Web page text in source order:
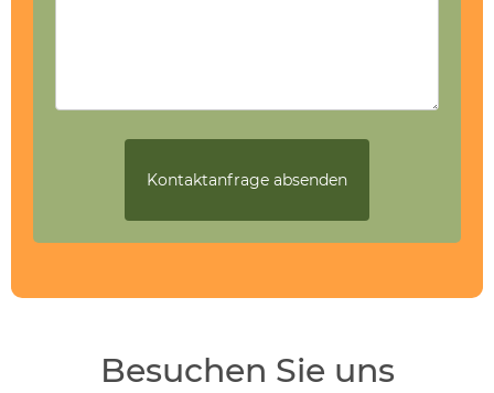
Besuchen Sie uns